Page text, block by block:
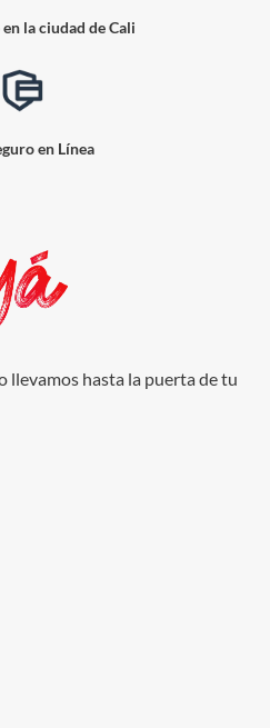
la ciudad de Cali
en Línea
llevamos hasta la puerta de tu